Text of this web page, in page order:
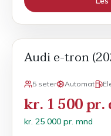
Audi e-tron
5 seter Automat
kr. 1 500 pr.
kr. 25 000 pr. mnd